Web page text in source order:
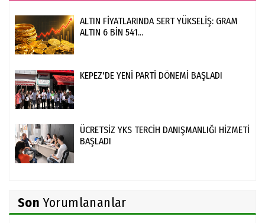
ALTIN FİYATLARINDA SERT YÜKSELİŞ: GRAM
ALTIN 6 BİN 541...
KEPEZ'DE YENİ PARTİ DÖNEMİ BAŞLADI
ÜCRETSİZ YKS TERCİH DANIŞMANLIĞI HİZMETİ
BAŞLADI
Son Yorumlananlar